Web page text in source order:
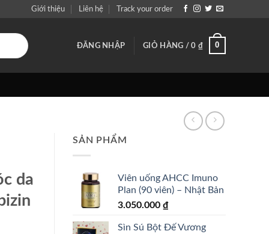
Giới thiệu Liên hệ Track your order
ĐĂNG NHẬP GIỎ HÀNG /0 ₫ 0
SẢN PHẨM
Viên uống AHCC Imuno
Plan (90 viên) – Nhật Bản
3.050.000 ₫
Sìn Sú Bột Đế Vương
da